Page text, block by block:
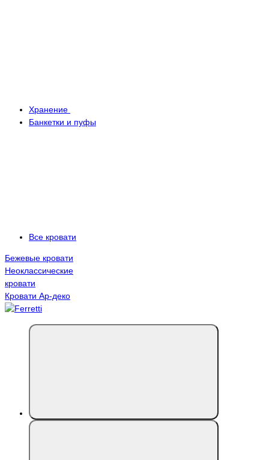
Хранение
Банкетки и пуфы
Все кровати
Бежевые кровати
Неоклассические
кровати
Кровати Ар-деко